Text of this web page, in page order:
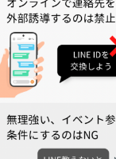
全性を加味して参加不可
ん同伴でのみ参加可能)